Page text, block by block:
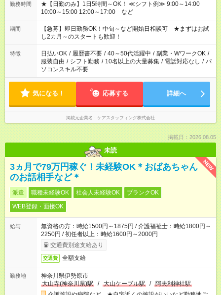
勤務時間
★【日勤のみ】1日5時間～OK！ ≪シフト例≫ 9:00～14:00
10:00～15:00 12:00～17:00 など
期間
【急募】即日勤務OK！中旬～など開始日相談可 ★まずはお試
し2カ月～のスタートも歓迎！
特徴 日払いOK / 履歴書不要 / 40～50代活躍中 / 副業・WワークOK /
服装自由 / シフト勤務 / 10名以上の大量募集 / 電話対応なし / パ
ソコンスキル不要
気になる！ 応募する 詳細へ
掲載元企業名 ケアスタッフィング株式会社
掲載日：2026.08.05
未読
NEW
3ヵ月で79万円稼ぐ！未経験OK＊おばあちゃん
のお話相手など＊
派遣 職種未経験OK 社会人未経験OK
ブランクOK
WEB登録・面接OK
給与
無資格の方：時給1500円～1875円 / 介護福祉士：時給1800円～
2250円 / 初任者以上：時給1600円～2000円
交通費別途支給あり
交通費 全額支給
勤務地
神奈川県伊勢原市
大山寺(神奈川県)駅
/ 大山ケーブル駅 / 阿夫利神社駅